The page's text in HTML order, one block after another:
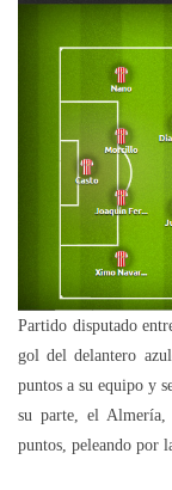
Partido disputado
gol del delantero
puntos a su equipo y
su parte, el Almería,
puntos, peleando por